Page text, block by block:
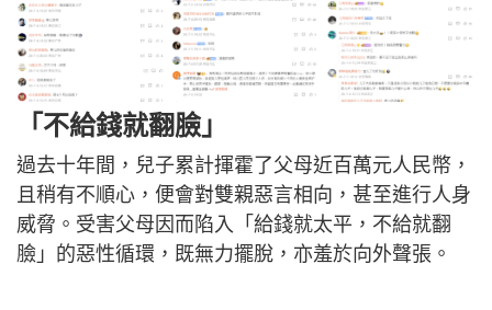
「不給錢就翻臉」
過去十年間，兒子累計揮霍了父母近百萬元人民幣，
且稍有不順心，便會對雙親惡言相向，甚至進行人身
威脅。受害父母因而陷入「給錢就太平，不給就翻
臉」的惡性循環，既無力擺脫，亦羞於向外聲張。